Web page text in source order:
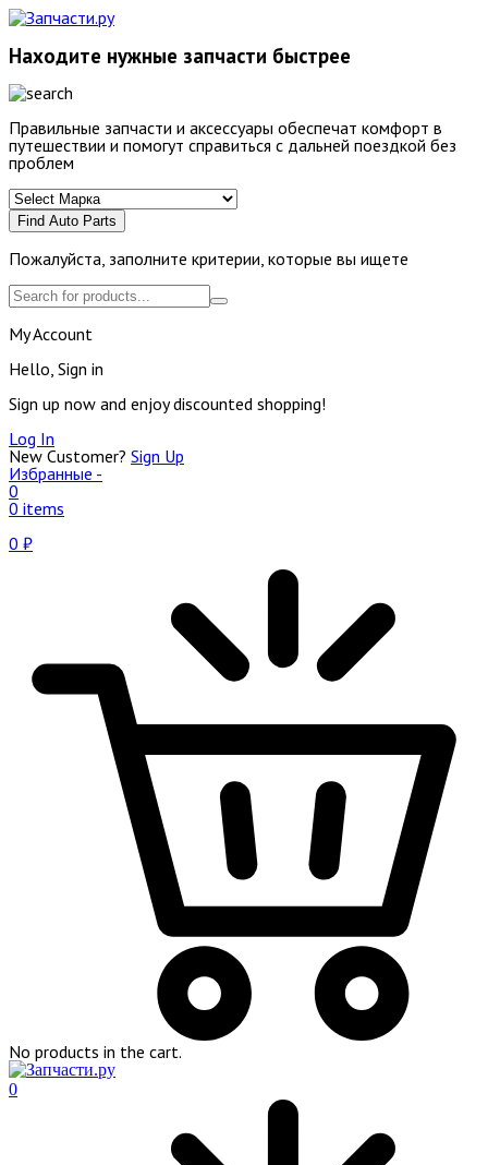
Находите нужные запчасти быстрее
Правильные запчасти и аксессуары обеспечат комфорт в
путешествии и помогут справиться с дальней поездкой без
проблем
Find Auto Parts
Пожалуйста, заполните критерии, которые вы ищете
My Account
Hello, Sign in
Sign up now and enjoy discounted shopping!
Log In
New Customer? Sign Up
Избранные -
0
0 items
0 ₽
No products in the cart.
0